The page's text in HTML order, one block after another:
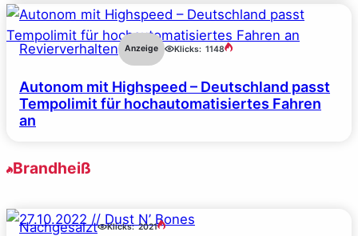
Revierverhalten Anzeige Klicks: 1148
Autonom mit Highspeed – Deutschland passt
Tempolimit für hochautomatisiertes Fahren
an
Brandheiß
Nachgesalzt Klicks: 2021